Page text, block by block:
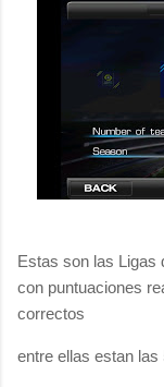
Estas son las Ligas
con puntuaciones
correctos
entre ellas estan